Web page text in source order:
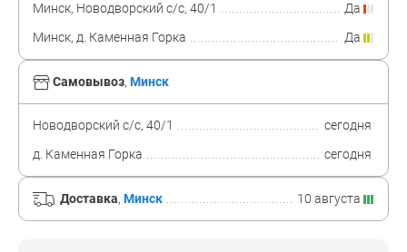
Самовывоз, Минск
Новодворский с/с, 40/1
сегодня
д. Каменная Горка
сегодня
Доставка, Минск 10 августа
Минск, Новодворский с/с, 40/1
Да
Минск, д. Каменная Горка
Да